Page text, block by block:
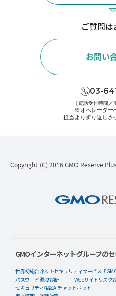
ご質問は
お問い
03-
（電話受付時間／
※オペレーター
担当より折り返しさ
Copyright (C) 2016 GMO Reserve
GMOインターネットグループの
世界初総合ネットセキュリティサービス「
パスワード漏洩診断
Webサイトリスク
セキュリティ相談AIチャットボット